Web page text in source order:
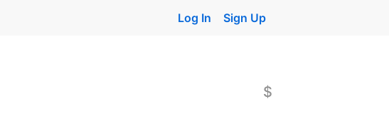
Log In Sign Up
$